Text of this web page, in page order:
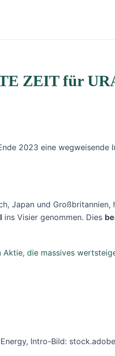
ZEIT für
2023 eine wegweisende
Japan und Großbritannien,
ins Visier genommen. Dies
die massives
Intro-Bild: